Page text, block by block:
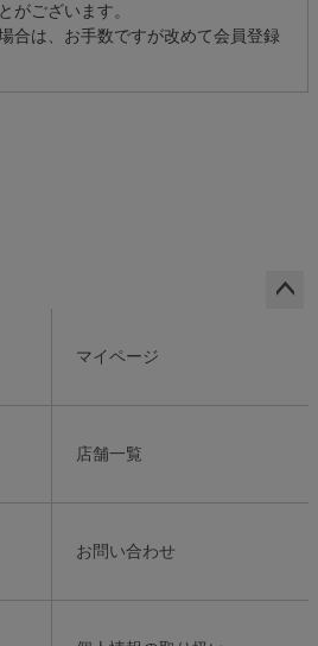
がございます。
合は、お手数ですが改めて会員登録
マイページ
店舗一覧
お問い合わせ